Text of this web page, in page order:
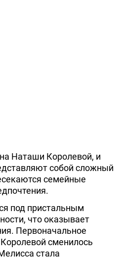
Наташи Королевой, и
собой сложный
семейные
под пристальным
что оказывает
Первоначальное
сменилось
стала